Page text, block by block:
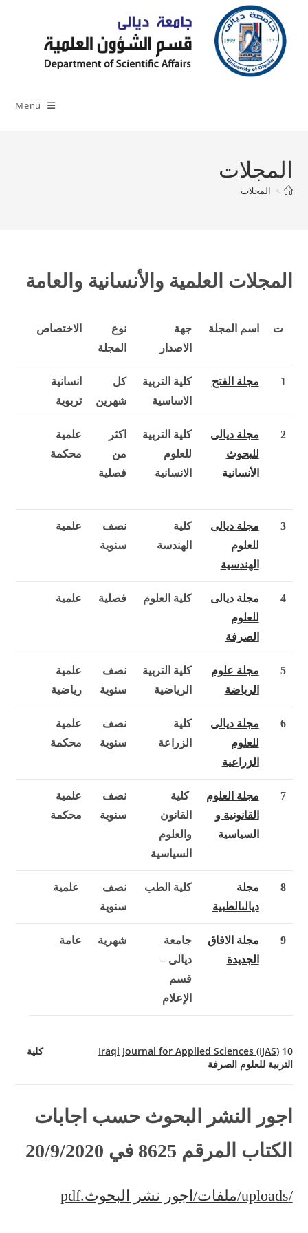
content
Menu
المجلات
> المجلات
المجلات العلمية والأنسانية والعامة
ت اسم المجلة
جهة
الاصدار
نوع
المجلة
الاختصاص
1 مجلة الفتح
كلية التربية
الاساسية
كل
شهرين
انسانية
تربوية
2
مجلة ديالى
للبحوث
الأنسانية
كلية التربية
للعلوم
الانسانية
اكثر
من
فصلية
علمية
محكمة
3
مجلة ديالى
للعلوم
الهندسية
كلية
الهندسة
نصف
سنوية
علمية
4
مجلة ديالى
للعلوم
الصرفة
كلية العلوم فصلية علمية
5
مجلة علوم
الرياضة
كلية التربية
الرياضية
نصف
سنوية
علمية
رياضية
6
مجلة ديالى
للعلوم
الزراعية
كلية
الزراعة
نصف
سنوية
علمية
محكمة
7
مجلة العلوم
القانونية و
السياسية
كلية
القانون
والعلوم
السياسية
نصف
سنوية
علمية
محكمة
8
مجلة
ديالىالطبية
كلية الطب
نصف
سنوية
علمية
9
مجلة الافاق
الجديدة
جامعة
ديالى –
قسم
الإعلام
شهرية عامة
10
Iraqi Journal for Applied Sciences (IJAS)
كلية
التربية للعلوم الصرفة
اجور النشر البحوث حسب اجابات
الكتاب المرقم 8625 في 20/9/2020
/uploads/ملفات/اجور نشر البحوث.pdf